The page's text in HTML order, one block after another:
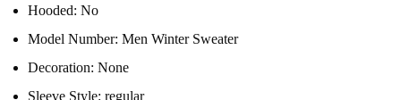
Hooded: No
Model Number: Men Winter Sweater
Decoration: None
Sleeve Style: regular